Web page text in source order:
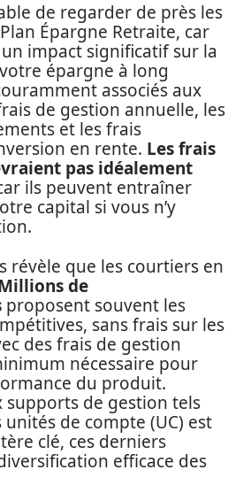
de regarder de près les
Épargne Retraite, car
impact significatif sur la
épargne à long
associés aux
de gestion annuelle, les
et les frais
en rente. Les frais
pas idéalement
ils peuvent entraîner
capital si vous n’y
révèle que les courtiers en
de
proposent souvent les
sans frais sur les
des frais de gestion
nécessaire pour
du produit.
supports de gestion tels
unités de compte (UC) est
clé, ces derniers
efficace des